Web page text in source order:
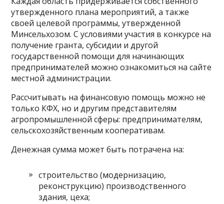
утвержденного плана мероприятий, а также
своей целевой программы, утвержденной
Минсельхозом. С условиями участия в конкурсе на
получение гранта, субсидии и другой
государственной помощи для начинающих
предпринимателей можно ознакомиться на сайте
местной администрации.
Рассчитывать на финансовую помощь можно не
только КФХ, но и другим представителям
агропромышленной сферы: предпринимателям,
сельскохозяйственным кооперативам.
Денежная сумма может быть потрачена на:
строительство (модернизацию,
реконструкцию) производственного
здания, цеха;